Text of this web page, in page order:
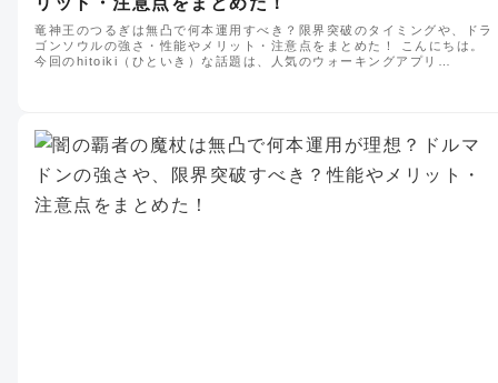
竜神王のつるぎは無凸で何本運用すべき？限界突破のタイミングや、ドラ
ゴンソウルの強さ・性能やメリット・注意点をまとめた！ こんにちは。
今回のhitoiki（ひといき）な話題は、人気のウォーキングアプリ…